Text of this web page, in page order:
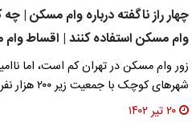
چهار راز ناگفته درباره وام مسکن |
وام مسکن استفاده کنند | اقساط وام مسکن 20
زور وام مسکن در تهران کم است، اما
شهر‌های کوچک با جمعیت زیر ۲۰۰ هزار نفر که سقف…
۲۰ تیر ۱۴۰۲